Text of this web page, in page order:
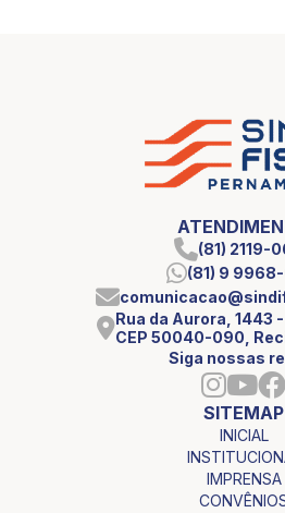
(81) 2119-
(81) 9
Rua da Aurora, 1443
CEP 50040-090,
Siga nossas
SITEMAP
INICIAL
IMPRENSA